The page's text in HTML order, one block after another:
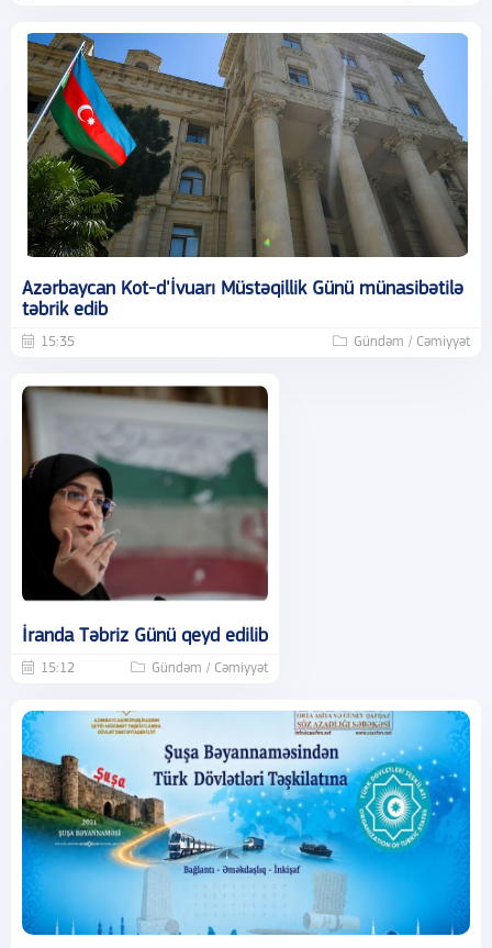
Azərbaycan Kot-d'İvuarı Müstəqillik Günü münasibətilə
təbrik edib
15:35 Gündəm / Cəmiyyət
İranda Təbriz Günü qeyd edilib
15:12 Gündəm / Cəmiyyət